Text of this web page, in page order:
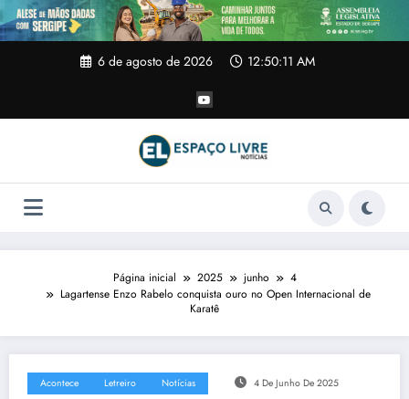
Pular
para
o
6 de agosto de 2026 12:50:12 AM
Página inicial 2025 junho
4
Lagartense Enzo Rabelo conquista ouro no Open Internacional de
Karatê
Acontece Letreiro Notícias 4 De Junho De 2025